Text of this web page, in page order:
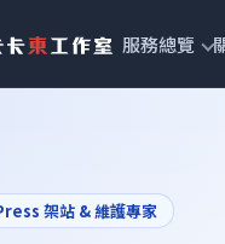
服務總覽
架站 & 維護專家